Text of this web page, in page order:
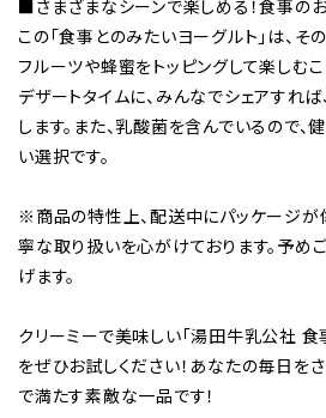
■さまざまなシーンで楽しめる！食事の
この「食事とのみたいヨーグルト」は、そ
フルーツや蜂蜜をトッピングして楽しむ
デザートタイムに、みんなでシェアすれ
します。また、乳酸菌を含んでいるので
い選択です。
※商品の特性上、配送中にパッケージが
寧な取り扱いを心がけております。予め
げます。
クリーミーで美味しい「湯田牛乳公社 食
をぜひお試しください！あなたの毎日を
で満たす素敵な一品です！